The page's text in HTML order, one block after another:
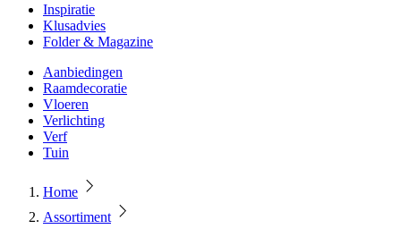
Inspiratie
Klusadvies
Folder & Magazine
Aanbiedingen
Raamdecoratie
Vloeren
Verlichting
Verf
Tuin
Home
Assortiment